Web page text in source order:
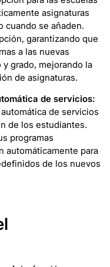
asignaturas
cuando se añaden.
garantizando que
a las nuevas
grado, mejorando la
de asignaturas.
de servicios:
de servicios
de los estudiantes.
programas
automáticamente para
de los nuevos